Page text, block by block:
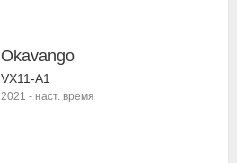
Okavango
VX11-A1
2021 - наст. время